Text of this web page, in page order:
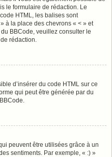
le formulaire de rédaction. Le
HTML, les balises sont
à la place des chevrons « < » et
BBCode, veuillez consulter le
rédaction.
d’insérer du code HTML sur ce
qui peut être générée par du
peuvent être utilisées grâce à un
sentiments. Par exemple, « :) »